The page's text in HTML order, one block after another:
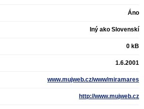
Áno
Iný ako Slovenskí
0 kB
1.6.2001
www.mujweb.cz/www/miramares
http://www.mujweb.cz